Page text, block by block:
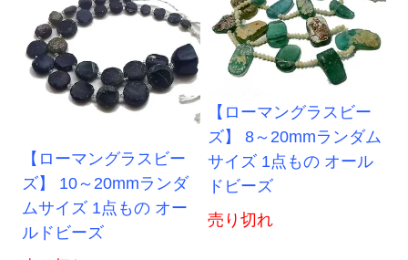
【ローマングラスビー
ズ】 10～20mmランダ
ムサイズ 1点もの オー
ルドビーズ
【ローマングラスビー
ズ】 8～20mmランダム
サイズ 1点もの オール
ドビーズ
売り切れ